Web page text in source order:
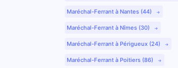
Maréchal-Ferrant à Nantes (44)
Maréchal-Ferrant à Nîmes (30)
Maréchal-Ferrant à Périgueux (24)
Maréchal-Ferrant à Poitiers (86)